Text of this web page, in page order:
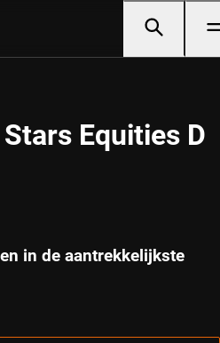
Equities D
in de aantrekkelijkste